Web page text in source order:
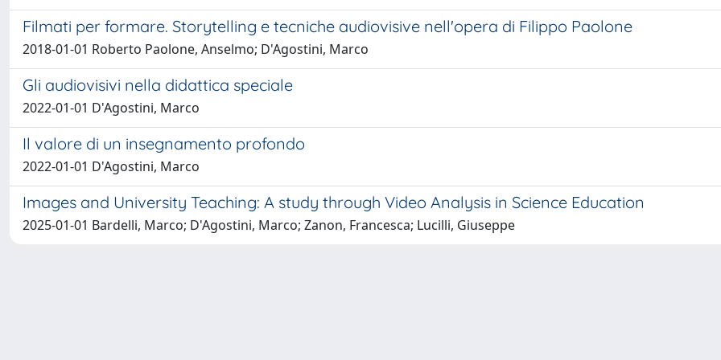
Filmati per formare. Storytelling e tecniche audiovisive nell'opera di Filippo Paolone
2018-01-01 Roberto Paolone, Anselmo; D'Agostini, Marco
Gli audiovisivi nella didattica speciale
2022-01-01 D'Agostini, Marco
Il valore di un insegnamento profondo
2022-01-01 D'Agostini, Marco
Images and University Teaching: A study through Video Analysis in Science Education
2025-01-01 Bardelli, Marco; D'Agostini, Marco; Zanon, Francesca; Lucilli, Giuseppe